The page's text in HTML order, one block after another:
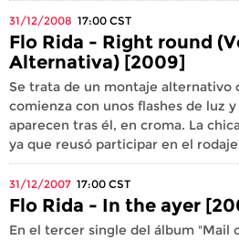
31/12/2008 17:00 CST
Flo Rida - Right round
Alternativa) [2009]
Se trata de un montaje alternativo
comienza con unos flashes de luz
aparecen tras él, en croma. La
ya que reusó participar en el
31/12/2007 17:00 CST
Flo Rida - In the ayer
En el tercer single del álbum "Mail